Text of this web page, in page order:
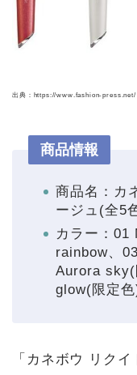
出典：https://www.fashion-press.net/
商品情報
商品名：カ
ージュ(全5
カラー：
rainbow、
Aurora sky(
glow(限定色
「カネボウ リク